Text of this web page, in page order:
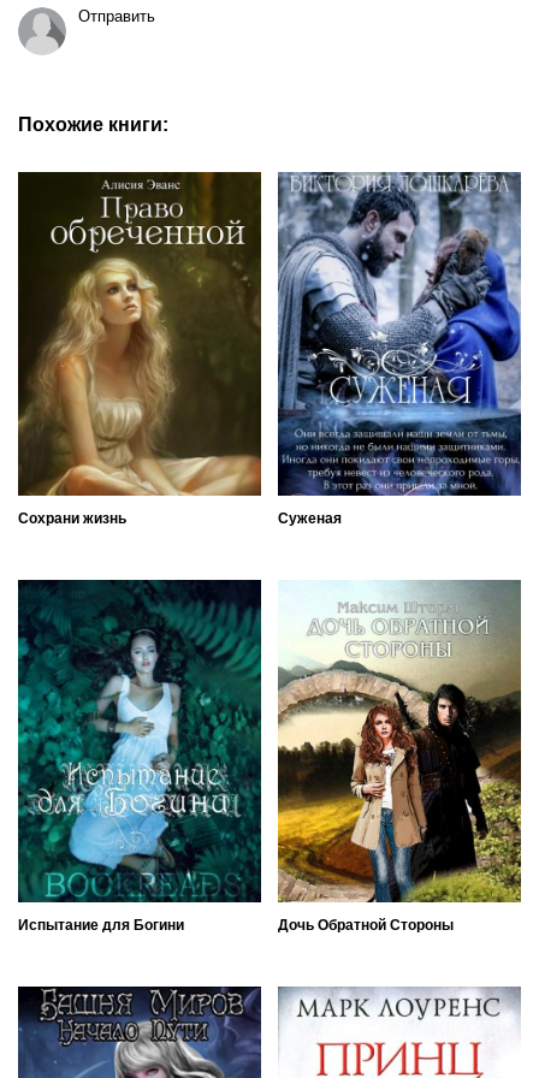
Отправить
Похожие книги:
Сохрани жизнь Суженая
Испытание для Богини Дочь Обратной Стороны